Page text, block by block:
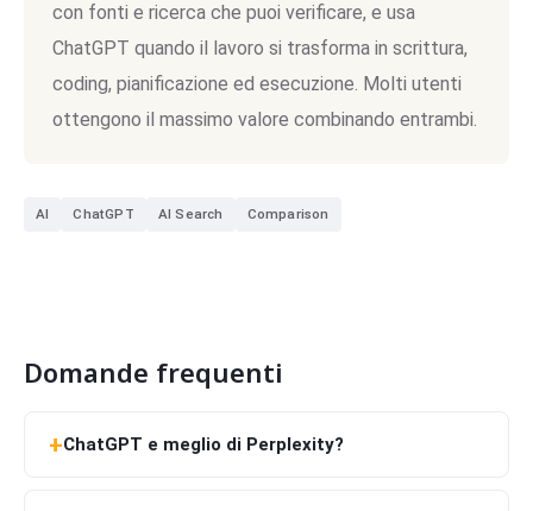
con fonti e ricerca che puoi verificare, e usa
ChatGPT quando il lavoro si trasforma in scrittura,
coding, pianificazione ed esecuzione. Molti utenti
ottengono il massimo valore combinando entrambi.
AI ChatGPT AI Search Comparison
Domande frequenti
ChatGPT e meglio di Perplexity?